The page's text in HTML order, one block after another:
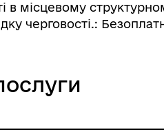
в місцевому
черговості.: